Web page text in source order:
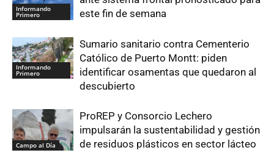
Informando
Primero
este fin de semana
Informando
Primero
Sumario sanitario contra Cementerio
Católico de Puerto Montt: piden
identificar osamentas que quedaron al
descubierto
Campo al Día
ProREP y Consorcio Lechero
impulsarán la sustentabilidad y gestión
de residuos plásticos en sector lácteo